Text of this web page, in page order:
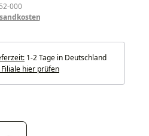
000
1-2 Tage in Deutschland
hier prüfen